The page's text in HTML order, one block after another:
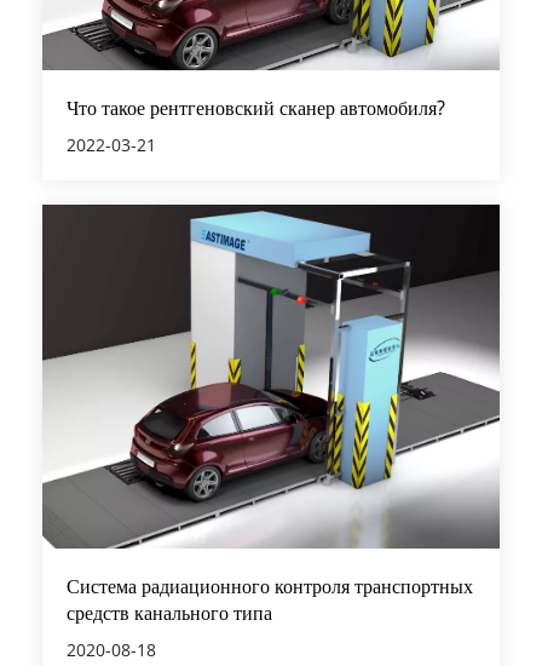
Что такое рентгеновский сканер автомобиля?
2022-03-21
Система радиационного контроля транспортных
средств канального типа
2020-08-18